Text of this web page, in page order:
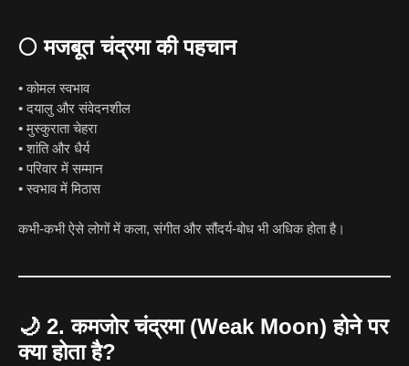
🌕मजबूत चंद्रमा की पहचान
• कोमल स्वभाव
• दयालु और संवेदनशील
• मुस्कुराता चेहरा
• शांति और धैर्य
• परिवार में सम्मान
• स्वभाव में मिठास
कभी-कभी ऐसे लोगों में कला, संगीत और सौंदर्य-बोध भी अधिक होता है।
🌙 2. कमजोर चंद्रमा (Weak Moon) होने पर
क्या होता है?